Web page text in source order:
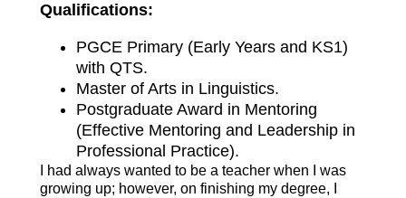
Qualifications:
PGCE Primary (Early Years and KS1)
with QTS.
Master of Arts in Linguistics.
Postgraduate Award in Mentoring
(Effective Mentoring and Leadership in
Professional Practice).
I had always wanted to be a teacher when I was
growing up; however, on finishing my degree, I